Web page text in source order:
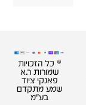
© כל הזכויות
שמורות ר.א
פאנקי ציוד
שמע מתקדם
בע"מ